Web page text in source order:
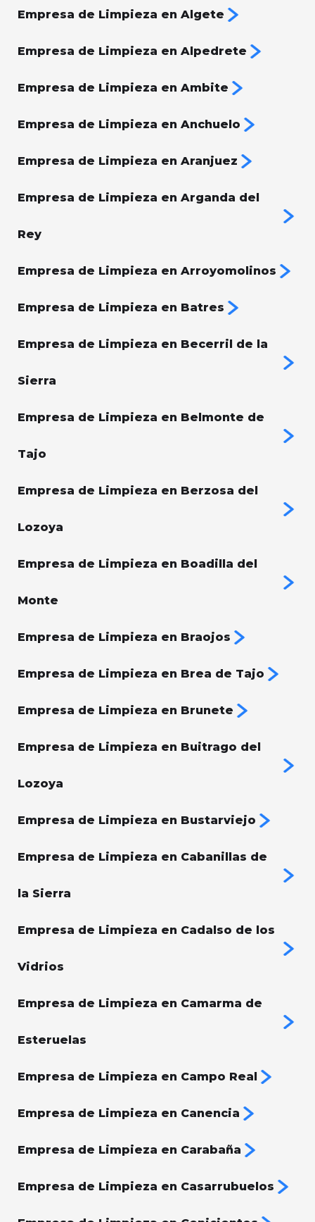
Empresa de Limpieza en Algete
Empresa de Limpieza en Alpedrete
Empresa de Limpieza en Ambite
Empresa de Limpieza en Anchuelo
Empresa de Limpieza en Aranjuez
Empresa de Limpieza en Arganda del
Rey
Empresa de Limpieza en Arroyomolinos
Empresa de Limpieza en Batres
Empresa de Limpieza en Becerril de la
Sierra
Empresa de Limpieza en Belmonte de
Tajo
Empresa de Limpieza en Berzosa del
Lozoya
Empresa de Limpieza en Boadilla del
Monte
Empresa de Limpieza en Braojos
Empresa de Limpieza en Brea de Tajo
Empresa de Limpieza en Brunete
Empresa de Limpieza en Buitrago del
Lozoya
Empresa de Limpieza en Bustarviejo
Empresa de Limpieza en Cabanillas de
la Sierra
Empresa de Limpieza en Cadalso de los
Vidrios
Empresa de Limpieza en Camarma de
Esteruelas
Empresa de Limpieza en Campo Real
Empresa de Limpieza en Canencia
Empresa de Limpieza en Carabaña
Empresa de Limpieza en Casarrubuelos